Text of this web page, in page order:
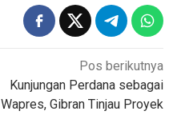
Pos berikutnya
Kunjungan Perdana sebagai
Wapres, Gibran Tinjau Proyek